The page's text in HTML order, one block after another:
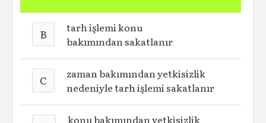
B
tarh işlemi konu
bakımından sakatlanır
C
zaman bakımından yetkisizlik
nedeniyle tarh işlemi sakatlanır
konu bakımından yetkisizlik